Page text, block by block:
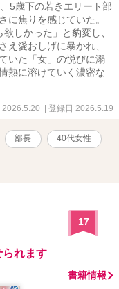
5歳下の若きエリート部
に焦りを感じていた。
しかった」と豹変し、
え愛おしげに暴かれ、
いた「女」の悦びに溺
熱に溶けていく濃密な
2026.5.20 | 登録日 2026.5.19
部長 40代女性
17
られます
書籍情報